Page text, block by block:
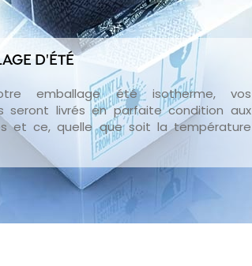
D'ÉTÉ
emballage été isotherme, vos
seront livrés en parfaite condition aux
et ce, quelle que soit la température